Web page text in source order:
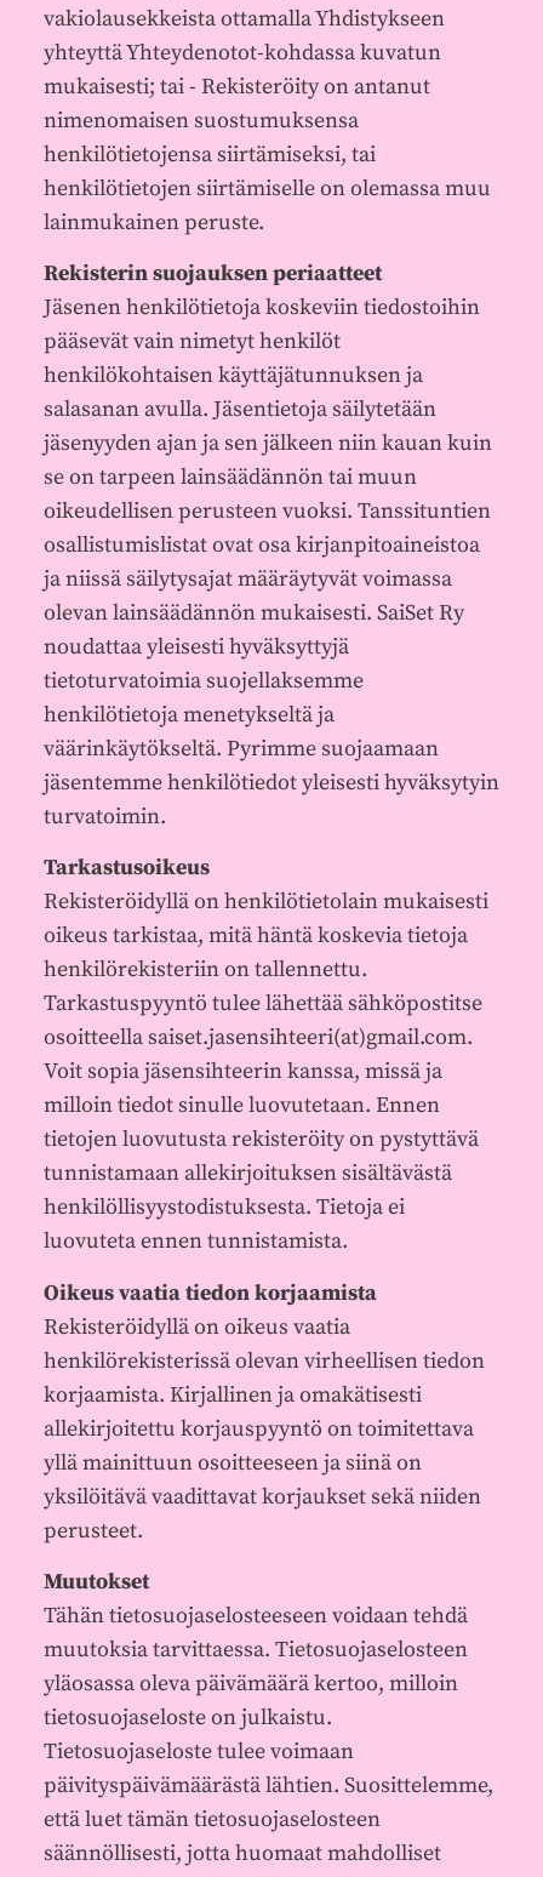
vakiolausekkeista ottamalla Yhdistykseen
yhteyttä Yhteydenotot-kohdassa kuvatun
mukaisesti; tai - Rekisteröity on antanut
nimenomaisen suostumuksensa
henkilötietojensa siirtämiseksi, tai
henkilötietojen siirtämiselle on olemassa muu
lainmukainen peruste.
Rekisterin suojauksen periaatteet
Jäsenen henkilötietoja koskeviin tiedostoihin
pääsevät vain nimetyt henkilöt
henkilökohtaisen käyttäjätunnuksen ja
salasanan avulla. Jäsentietoja säilytetään
jäsenyyden ajan ja sen jälkeen niin kauan kuin
se on tarpeen lainsäädännön tai muun
oikeudellisen perusteen vuoksi. Tanssituntien
osallistumislistat ovat osa kirjanpitoaineistoa
ja niissä säilytysajat määräytyvät voimassa
olevan lainsäädännön mukaisesti. SaiSet Ry
noudattaa yleisesti hyväksyttyjä
tietoturvatoimia suojellaksemme
henkilötietoja menetykseltä ja
väärinkäytökseltä. Pyrimme suojaamaan
jäsentemme henkilötiedot yleisesti hyväksytyin
turvatoimin.
Tarkastusoikeus
Rekisteröidyllä on henkilötietolain mukaisesti
oikeus tarkistaa, mitä häntä koskevia tietoja
henkilörekisteriin on tallennettu.
Tarkastuspyyntö tulee lähettää sähköpostitse
osoitteella saiset.jasensihteeri(at)gmail.com.
Voit sopia jäsensihteerin kanssa, missä ja
milloin tiedot sinulle luovutetaan. Ennen
tietojen luovutusta rekisteröity on pystyttävä
tunnistamaan allekirjoituksen sisältävästä
henkilöllisyystodistuksesta. Tietoja ei
luovuteta ennen tunnistamista.
Oikeus vaatia tiedon korjaamista
Rekisteröidyllä on oikeus vaatia
henkilörekisterissä olevan virheellisen tiedon
korjaamista. Kirjallinen ja omakätisesti
allekirjoitettu korjauspyyntö on toimitettava
yllä mainittuun osoitteeseen ja siinä on
yksilöitävä vaadittavat korjaukset sekä niiden
perusteet.
Muutokset
Tähän tietosuojaselosteeseen voidaan tehdä
muutoksia tarvittaessa. Tietosuojaselosteen
yläosassa oleva päivämäärä kertoo, milloin
tietosuojaseloste on julkaistu.
Tietosuojaseloste tulee voimaan
päivityspäivämäärästä lähtien. Suosittelemme,
että luet tämän tietosuojaselosteen
säännöllisesti, jotta huomaat mahdolliset